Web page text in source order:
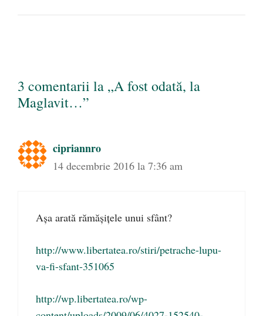
3 comentarii la „A fost odată, la
Maglavit…”
cipriannro
14 decembrie 2016 la 7:36 am
Așa arată rămășițele unui sfânt?
http://www.libertatea.ro/stiri/petrache-lupu-
va-fi-sfant-351065
http://wp.libertatea.ro/wp-